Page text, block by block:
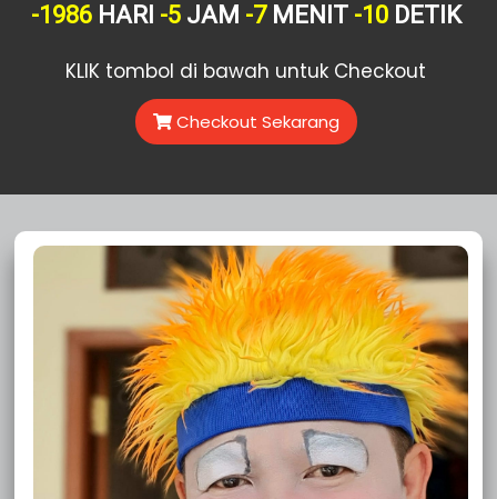
Sewa Badut Ulang Tahun Bekasi Pondok Melati
April86
16
-1986 HARI -5 JAM -7 MENIT-11 DETIK
KLIK tombol di bawah untuk Checkout
Checkout Sekarang